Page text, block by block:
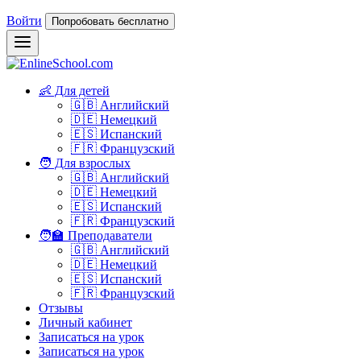
Войти Попробовать бесплатно
👶 Для детей
🇬🇧 Английский
🇩🇪 Немецкий
🇪🇸 Испанский
🇫🇷 Французский
🧑 Для взрослых
🇬🇧 Английский
🇩🇪 Немецкий
🇪🇸 Испанский
🇫🇷 Французский
🧑‍🏫 Преподаватели
🇬🇧 Английский
🇩🇪 Немецкий
🇪🇸 Испанский
🇫🇷 Французский
Отзывы
Личный кабинет
Записаться на урок
Записаться на урок